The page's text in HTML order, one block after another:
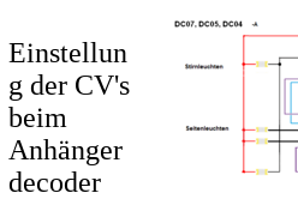
Einstellun
g der CV's
beim
Anhänger
decoder